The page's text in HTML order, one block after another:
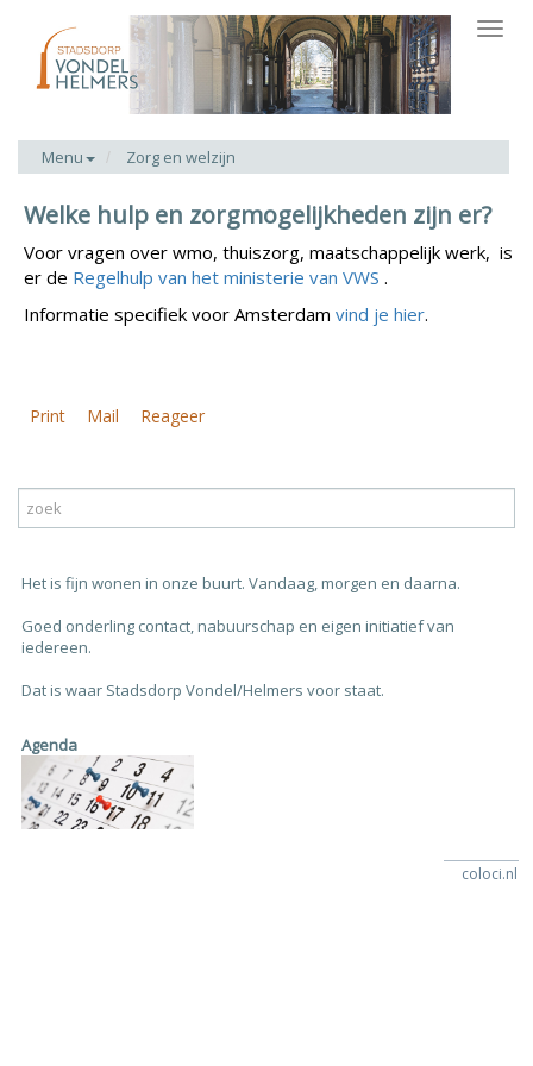
Menu Zorg en welzijn
Welke hulp en zorgmogelijkheden zijn er?
Voor vragen over wmo, thuiszorg, maatschappelijk werk, is
er de Regelhulp van het ministerie van VWS .
Informatie specifiek voor Amsterdam vind je hier.
Print Mail Reageer
Het is fijn wonen in onze buurt. Vandaag, morgen en daarna.
Goed onderling contact, nabuurschap en eigen initiatief van
iedereen.
Dat is waar Stadsdorp Vondel/Helmers voor staat.
Agenda
coloci.nl